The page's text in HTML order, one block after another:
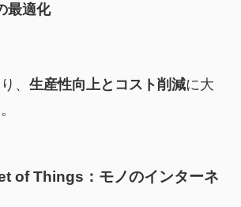
最適化
、 生産性向上とコスト削減に大
of Things：モノのインターネ